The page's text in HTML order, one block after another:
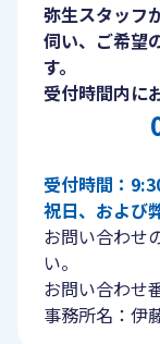
弥生スタッフ
伺い、ご希望
す。
受付時間内に
受付時間：
祝日、および
お問い合わせ
い。
お問い合わせ
事務所名：伊